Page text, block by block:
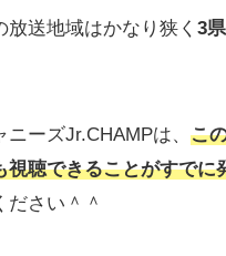
放送地域はかなり狭く 3
ーズJr.CHAMPは、 こ
視聴できることがすでに
ださい＾＾